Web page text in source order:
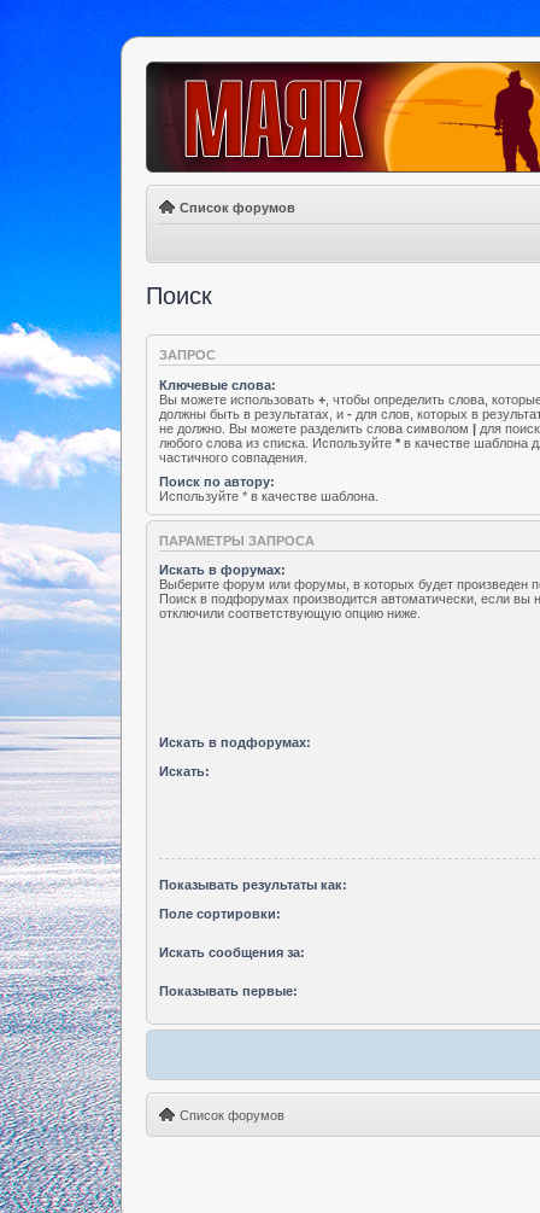
Список форумов
Поиск
ЗАПРОС
Ключевые слова:
Вы можете использовать + , чтобы определить слова,
должны быть в результатах, и - для слов, которых в
не должно. Вы можете разделить слова символом | для
любого слова из списка. Используйте * в качестве шаблона
частичного совпадения.
Поиск по автору:
Используйте * в качестве шаблона.
ПАРАМЕТРЫ ЗАПРОСА
Искать в форумах:
Выберите форум или форумы, в которых будет произведен
Поиск в подфорумах производится автоматически, если вы
отключили соответствующую опцию ниже.
Искать в подфорумах:
Искать:
Показывать результаты как:
Поле сортировки:
Искать сообщения за:
Показывать первые:
Список форумов